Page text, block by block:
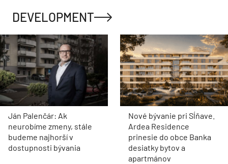
DEVELOPMENT
Ján Palenčár: Ak
neurobíme zmeny, stále
budeme najhorší v
dostupnosti bývania
Nové bývanie pri Sĺňave.
Ardea Residence
prinesie do obce Banka
desiatky bytov a
apartmánov